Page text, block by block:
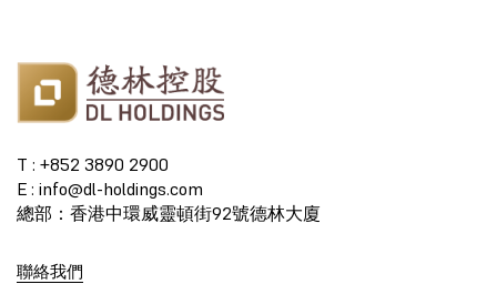
T : +852 3890 2900
E : info@dl-holdings.com
總部：香港中環威靈頓街92號德林大廈
聯絡我們